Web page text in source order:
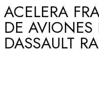
Aerolíneas
ACELERA
DE AVIONES
DASSAULT